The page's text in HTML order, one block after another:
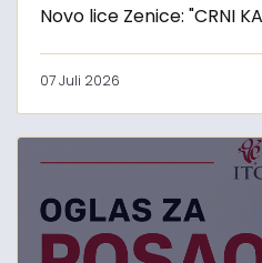
Novo lice Zenice: "CRNI
07 Juli 2026